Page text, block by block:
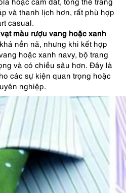
và thanh lịch hơn, rất phù hợp
casual.
màu rượu vang hoặc xanh
nền nã, nhưng khi kết hợp
hoặc xanh navy, bộ trang
và có chiều sâu hơn. Đây là
các sự kiện quan trọng hoặc
nghiệp.